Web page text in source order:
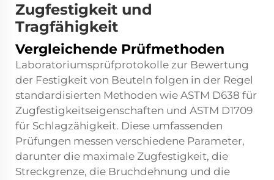
Zugfestigkeit und
Tragfähigkeit
Vergleichende Prüfmethoden
Laboratoriumsprüfprotokolle zur Bewertung
der Festigkeit von Beuteln folgen in der Regel
standardisierten Methoden wie ASTM D638 für
Zugfestigkeitseigenschaften und ASTM D1709
für Schlagzähigkeit. Diese umfassenden
Prüfungen messen verschiedene Parameter,
darunter die maximale Zugfestigkeit, die
Streckgrenze, die Bruchdehnung und die